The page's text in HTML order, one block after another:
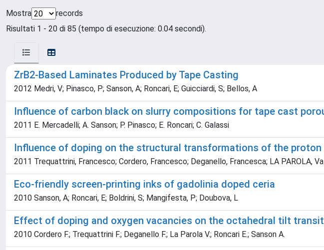
Mostra
records
Risultati 1 - 20 di 85 (tempo di esecuzione: 0.04 secondi).
ZrB2-Based Laminates Produced by Tape Casting
2012 Medri, V; Pinasco, P; Sanson, A; Roncari, E; Guicciardi, S; Bellos, A
Influence of carbon black on slurry compositions for tape cast
2011 E. Mercadelli; A. Sanson; P. Pinasco; E. Roncari; C. Galassi
Influence of doping on the structural transformations of the proton
2011 Trequattrini, Francesco; Cordero, Francesco; Deganello, Francesca; LA PAROLA,
Eco-friendly screen-printing inks of gadolinia doped ceria
2010 Sanson, A; Roncari, E; Boldrini, S; Mangifesta, P; Doubova, L
Effect of doping and oxygen vacancies on the octahedral tilt
2010 Cordero F.; Trequattrini F.; Deganello F.; La Parola V.; Roncari E.; Sanson A.